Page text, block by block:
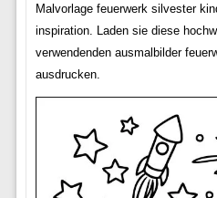
Malvorlage feuerwerk silvester
inspiration. Laden sie diese
verwendenden ausmalbilder
ausdrucken.